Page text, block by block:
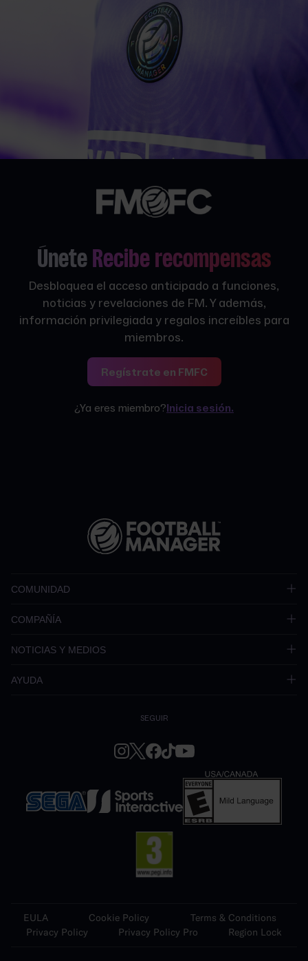
Únete Recibe recompensas
Desbloquea el acceso anticipado a funciones,
noticias y revelaciones de FM. Y además,
información privilegiada y regalos increíbles para
miembros.
Regístrate en FMFC
¿Ya eres miembro?Inicia sesión.
COMUNIDAD
COMPAÑÍA
NOTICIAS Y MEDIOS
AYUDA
SEGUIR
EULA Cookie Policy
Terms & Conditions
Privacy Policy
Privacy Policy Pro Region Lock